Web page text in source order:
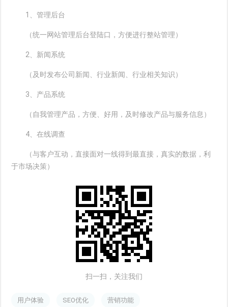
1、管理后台
（统一网站管理后台登陆口，方便进行整站管理）
2、新闻系统
（及时发布公司新闻、行业新闻、行业相关知识）
3、产品系统
（自我管理产品，方便、好用，及时修改产品与服务信息）
4、在线调查
（与客户互动，直接面对一线得到最直接，真实的数据，利
于市场决策）
扫一扫，关注我们
用户体验 SEO优化 营销功能